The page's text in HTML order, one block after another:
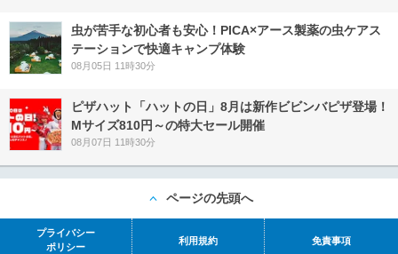
虫が苦手な初心者も安心！PICA×アース製薬の虫ケアス
テーションで快適キャンプ体験
08月05日 11時30分
ピザハット「ハットの日」8月は新作ビビンバピザ登場！
Mサイズ810円～の特大セール開催
08月07日 11時30分
ページの先頭へ
プライバシー
ポリシー
利用規約 免責事項